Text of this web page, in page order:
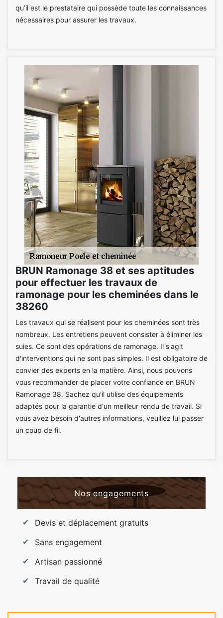
qu’il est le prestataire qui possède toute les connaissances
nécessaires pour assurer les travaux.
BRUN Ramonage 38 et ses aptitudes
pour effectuer les travaux de
ramonage pour les cheminées dans le
38260
Les travaux qui se réalisent pour les cheminées sont très
nombreux. Les entretiens peuvent consister à éliminer les
suies. Ce sont des opérations de ramonage. Il s'agit
d'interventions qui ne sont pas simples. Il est obligatoire de
convier des experts en la matière. Ainsi, nous pouvons
vous recommander de placer votre confiance en BRUN
Ramonage 38. Sachez qu'il utilise des équipements
adaptés pour la garantie d'un meilleur rendu de travail. Si
vous avez besoin d'autres informations, veuillez lui passer
un coup de fil.
Nos engagements
Devis et déplacement gratuits
Sans engagement
Artisan passionné
Travail de qualité